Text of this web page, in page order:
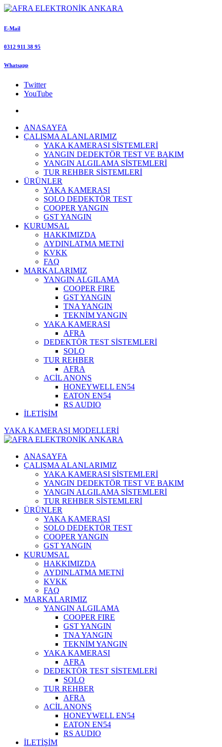
E-Mail
0312 911 38 95
Whatsapp
Twitter
YouTube
ANASAYFA
ÇALIŞMA ALANLARIMIZ
YAKA KAMERASI SİSTEMLERİ
YANGIN DEDEKTÖR TEST VE BAKIM
YANGIN ALGILAMA SİSTEMLERİ
TUR REHBER SİSTEMLERİ
ÜRÜNLER
YAKA KAMERASI
SOLO DEDEKTÖR TEST
COOPER YANGIN
GST YANGIN
KURUMSAL
HAKKIMIZDA
AYDINLATMA METNİ
KVKK
FAQ
MARKALARIMIZ
YANGIN ALGILAMA
COOPER FIRE
GST YANGIN
TNA YANGIN
TEKNİM YANGIN
YAKA KAMERASI
AFRA
DEDEKTÖR TEST SİSTEMLERİ
SOLO
TUR REHBER
AFRA
ACİL ANONS
HONEYWELL EN54
EATON EN54
RS AUDIO
İLETİŞİM
YAKA KAMERASI MODELLERİ
ANASAYFA
ÇALIŞMA ALANLARIMIZ
YAKA KAMERASI SİSTEMLERİ
YANGIN DEDEKTÖR TEST VE BAKIM
YANGIN ALGILAMA SİSTEMLERİ
TUR REHBER SİSTEMLERİ
ÜRÜNLER
YAKA KAMERASI
SOLO DEDEKTÖR TEST
COOPER YANGIN
GST YANGIN
KURUMSAL
HAKKIMIZDA
AYDINLATMA METNİ
KVKK
FAQ
MARKALARIMIZ
YANGIN ALGILAMA
COOPER FIRE
GST YANGIN
TNA YANGIN
TEKNİM YANGIN
YAKA KAMERASI
AFRA
DEDEKTÖR TEST SİSTEMLERİ
SOLO
TUR REHBER
AFRA
ACİL ANONS
HONEYWELL EN54
EATON EN54
RS AUDIO
İLETİŞİM